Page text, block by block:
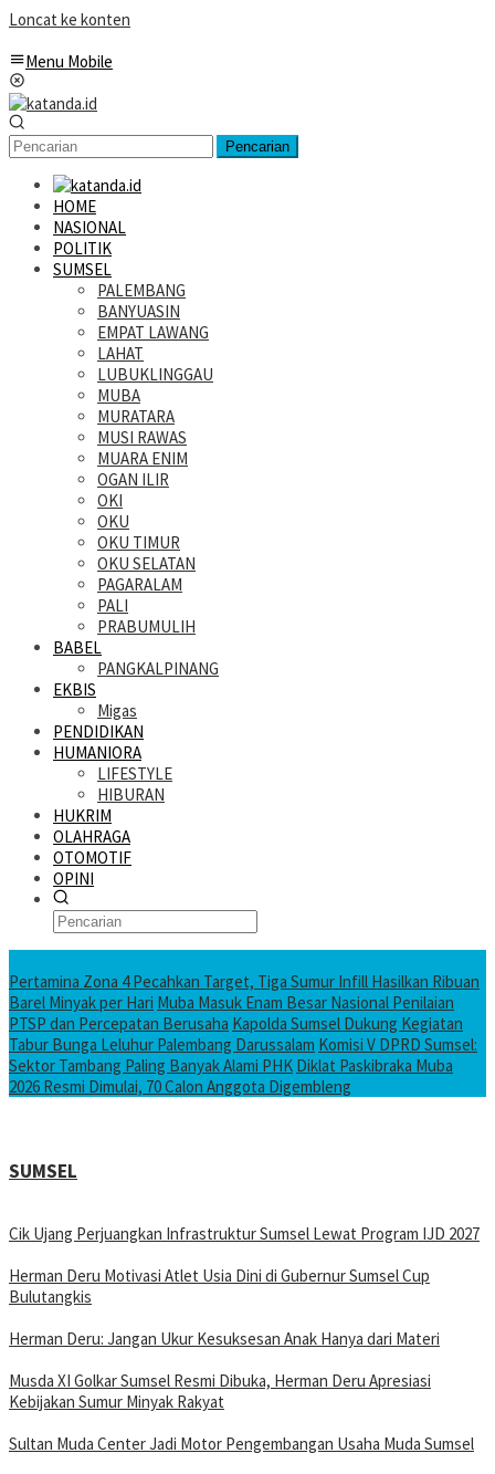
Loncat ke konten
Menu Mobile
Pencarian
HOME
NASIONAL
POLITIK
SUMSEL
PALEMBANG
BANYUASIN
EMPAT LAWANG
LAHAT
LUBUKLINGGAU
MUBA
MURATARA
MUSI RAWAS
MUARA ENIM
OGAN ILIR
OKI
OKU
OKU TIMUR
OKU SELATAN
PAGARALAM
PALI
PRABUMULIH
BABEL
PANGKALPINANG
EKBIS
Migas
PENDIDIKAN
HUMANIORA
LIFESTYLE
HIBURAN
HUKRIM
OLAHRAGA
OTOMOTIF
OPINI
Pertamina Zona 4 Pecahkan Target, Tiga Sumur Infill Hasilkan Ribuan
Barel Minyak per Hari Muba Masuk Enam Besar Nasional Penilaian
PTSP dan Percepatan Berusaha Kapolda Sumsel Dukung Kegiatan
Tabur Bunga Leluhur Palembang Darussalam Komisi V DPRD Sumsel:
Sektor Tambang Paling Banyak Alami PHK Diklat Paskibraka Muba
2026 Resmi Dimulai, 70 Calon Anggota Digembleng
SUMSEL
Cik Ujang Perjuangkan Infrastruktur Sumsel Lewat Program IJD 2027
Herman Deru Motivasi Atlet Usia Dini di Gubernur Sumsel Cup
Bulutangkis
Herman Deru: Jangan Ukur Kesuksesan Anak Hanya dari Materi
Musda XI Golkar Sumsel Resmi Dibuka, Herman Deru Apresiasi
Kebijakan Sumur Minyak Rakyat
Sultan Muda Center Jadi Motor Pengembangan Usaha Muda Sumsel